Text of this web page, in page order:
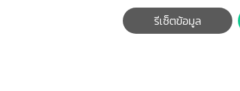
รีเซ็ตข้อมูล